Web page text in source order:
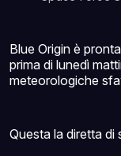
Blue Origin è
prima di lunedì
meteorologiche
Questa la diretta di